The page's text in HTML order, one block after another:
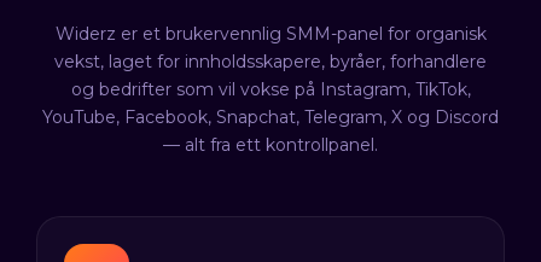
Widerz er et brukervennlig SMM-panel for organisk
vekst, laget for innholdsskapere, byråer, forhandlere
og bedrifter som vil vokse på Instagram, TikTok,
YouTube, Facebook, Snapchat, Telegram, X og Discord
— alt fra ett kontrollpanel.